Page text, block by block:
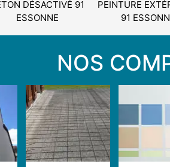
DÉSACTIVÉ 91
ESSONNE
PEINTURE
91
NOS